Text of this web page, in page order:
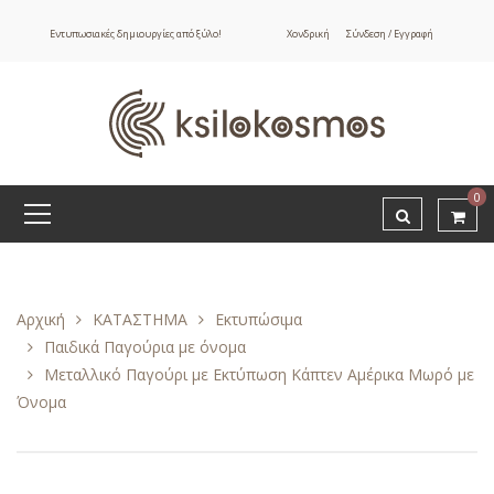
Εντυπωσιακές δημιουργίες από ξύλο! Χονδρική Σύνδεση / Εγγραφή
0
Αρχική ΚΑΤΑΣΤΗΜΑ
Εκτυπώσιμα
Παιδικά Παγούρια με όνομα
Μεταλλικό Παγούρι με Εκτύπωση Κάπτεν Αμέρικα Μωρό με
Όνομα